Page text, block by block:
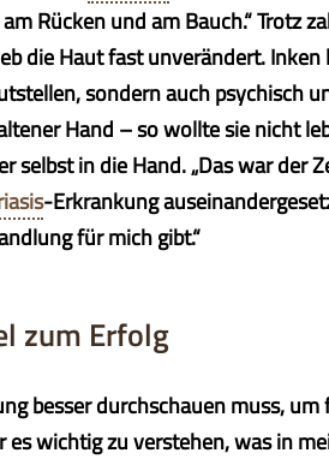
Rücken und am Bauch.“ Trotz
die Haut fast unverändert.
sondern auch psychisch
Hand – so wollte sie nicht
selbst in die Hand. „Das war der
-Erkrankung
für mich gibt.“
zum Erfolg
besser durchschauen muss,
es wichtig zu verstehen, was in